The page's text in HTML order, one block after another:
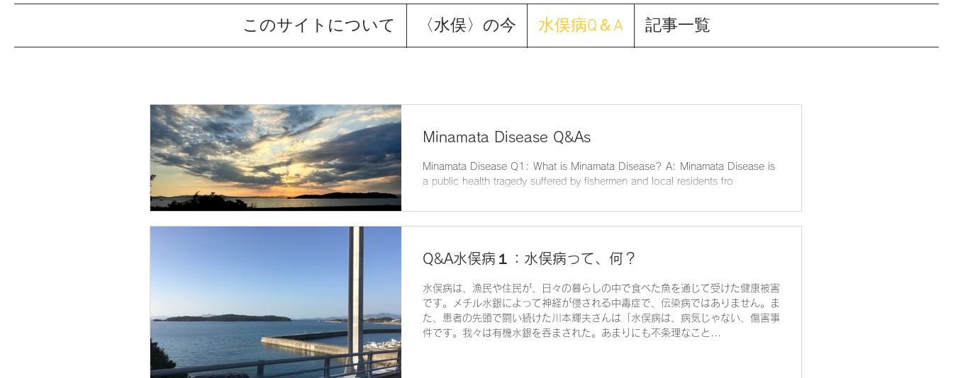
このサイトについて 〈水俣〉の今 水俣病Q＆A 記事一覧
Minamata Disease Q&As
Minamata Disease Q1: What is Minamata Disease? A: Minamata Disease is
a public health tragedy suffered by fishermen and local residents fro
Q&A水俣病１：水俣病って、何？
水俣病は、漁民や住民が、日々の暮らしの中で食べた魚を通じて受けた健康被害
です。メチル水銀によって神経が侵される中毒症で、伝染病ではありません。ま
た、患者の先頭で闘い続けた川本輝夫さんは「水俣病は、病気じゃない、傷害事
件です。我々は有機水銀を吞まされた。あまりにも不条理なこと...